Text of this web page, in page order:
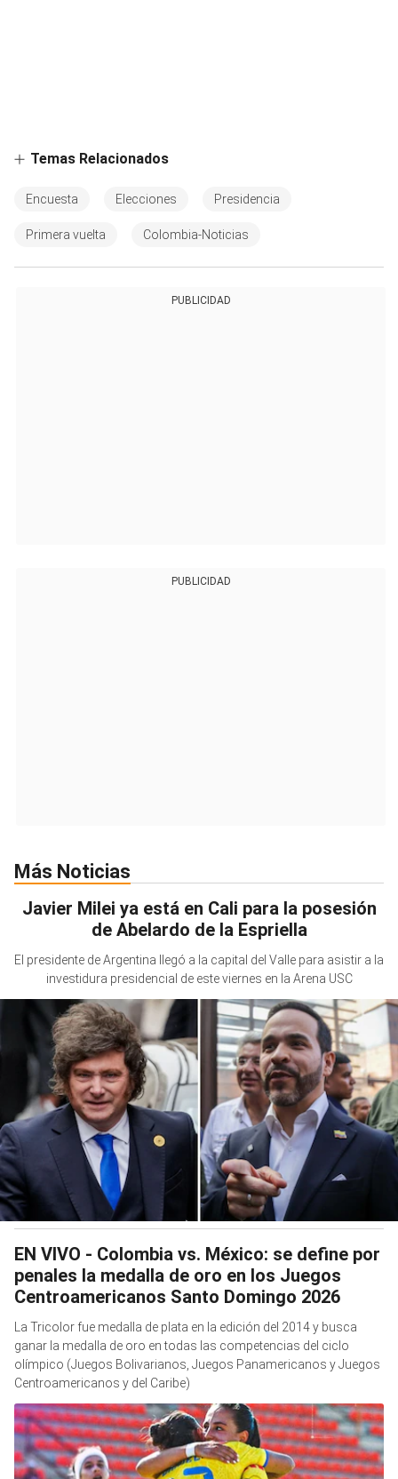
Temas Relacionados
Encuesta Elecciones Presidencia
Primera vuelta Colombia-Noticias
PUBLICIDAD
PUBLICIDAD
Más Noticias
Javier Milei ya está en Cali para la posesión
de Abelardo de la Espriella
El presidente de Argentina llegó a la capital del Valle para asistir a la
investidura presidencial de este viernes en la Arena USC
EN VIVO - Colombia vs. México: se define por
penales la medalla de oro en los Juegos
Centroamericanos Santo Domingo 2026
La Tricolor fue medalla de plata en la edición del 2014 y busca
ganar la medalla de oro en todas las competencias del ciclo
olímpico (Juegos Bolivarianos, Juegos Panamericanos y Juegos
Centroamericanos y del Caribe)